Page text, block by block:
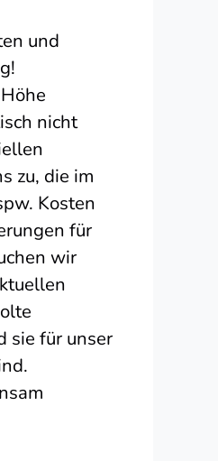
und
nicht
zu, die im
Kosten
für
wir
sie für unser